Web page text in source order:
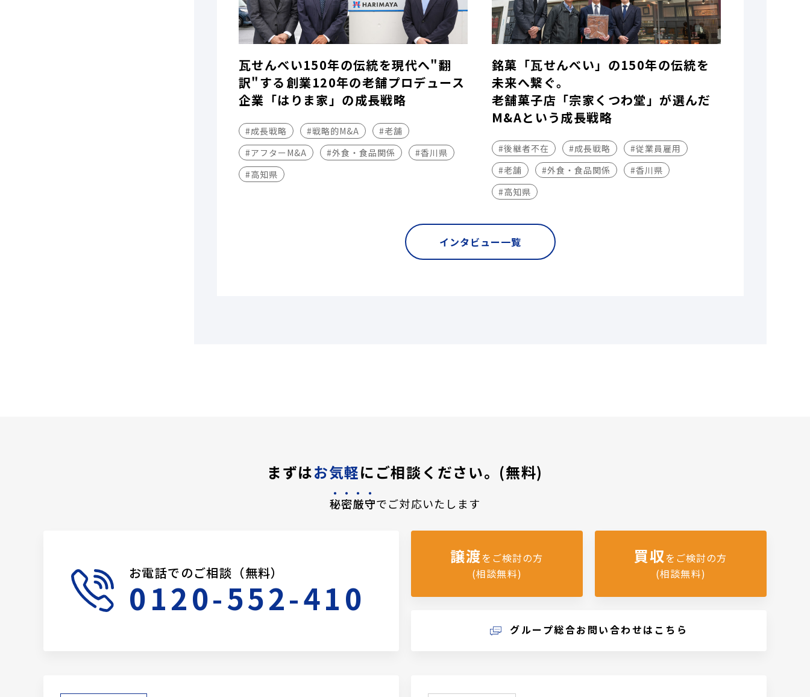
瓦せんべい150年の伝統を現代へ"翻
訳"する――創業120年の老舗プロデュース
企業「はりま家」の成長戦略
#成長戦略 #戦略的M&A
#老舗
#アフターM&A
#外食・食品関係
#香川県
#高知県
銘菓「瓦せんべい」の150年の伝統を
未来へ繋ぐ。
老舗菓子店「宗家くつわ堂」が選んだ
M&Aという成長戦略
#後継者不在 #成長戦略
#従業員雇用
#老舗
#外食・食品関係
#香川県
#高知県
インタビュー一覧
まずはお気軽にご相談ください。(無料)
秘密厳守でご対応いたします
お電話でのご相談（無料）
0120-552-410
譲渡をご検討の方
(相談無料)
買収をご検討の方
(相談無料)
グループ総合お問い合わせはこちら